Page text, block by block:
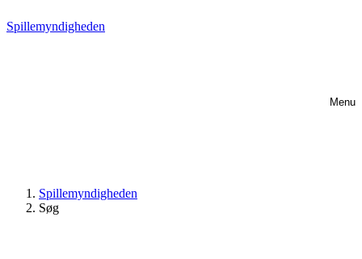
Spillemyndigheden
Menu
Spillemyndigheden
Søg